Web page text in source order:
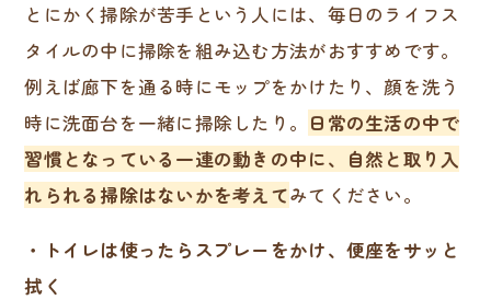
とにかく掃除が苦手という人には、毎日のライフス
タイルの中に掃除を組み込む方法がおすすめです。
例えば廊下を通る時にモップをかけたり、顔を洗う
時に洗面台を一緒に掃除したり。 日常の生活の中で
習慣となっている一連の動きの中に、自然と取り入
れられる掃除はないかを考えてみてください。
・トイレは使ったらスプレーをかけ、便座をサッと
拭く